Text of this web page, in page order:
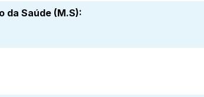
da Saúde (M.S):